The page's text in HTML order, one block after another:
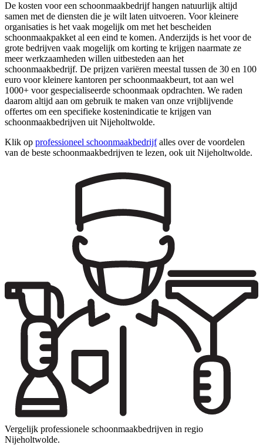
De kosten voor een schoonmaakbedrijf hangen natuurlijk altijd
samen met de diensten die je wilt laten uitvoeren. Voor kleinere
organisaties is het vaak mogelijk om met het bescheiden
schoonmaakpakket al een eind te komen. Anderzijds is het voor de
grote bedrijven vaak mogelijk om korting te krijgen naarmate ze
meer werkzaamheden willen uitbesteden aan het
schoonmaakbedrijf. De prijzen variëren meestal tussen de 30 en 100
euro voor kleinere kantoren per schoonmaakbeurt, tot aan wel
1000+ voor gespecialiseerde schoonmaak opdrachten. We raden
daarom altijd aan om gebruik te maken van onze vrijblijvende
offertes om een specifieke kostenindicatie te krijgen van
schoonmaakbedrijven uit Nijeholtwolde.
Klik op professioneel schoonmaakbedrijfalles over de voordelen
van de beste schoonmaakbedrijven te lezen, ook uit Nijeholtwolde.
Vergelijk professionele schoonmaakbedrijven in regio
Nijeholtwolde.